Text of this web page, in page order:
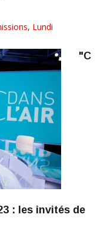
, Lundi
"C
: les invités de